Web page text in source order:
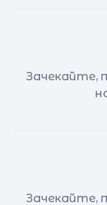
Зачекайте,
Зачекайте,